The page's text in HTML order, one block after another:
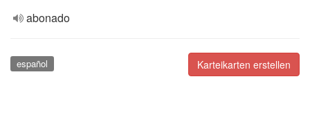
abonado
Karteikarten erstellen
español